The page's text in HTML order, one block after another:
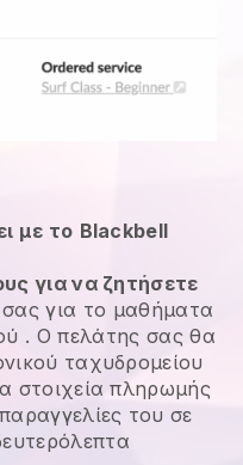
με το Blackbell
για να ζητήσετε
για το μαθήματα
. Ο πελάτης σας θα
ταχυδρομείου
στοιχεία πληρωμής
του σε